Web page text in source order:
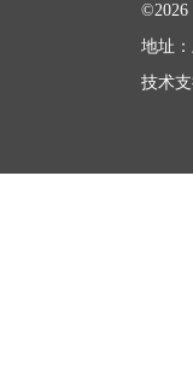
地址
技术